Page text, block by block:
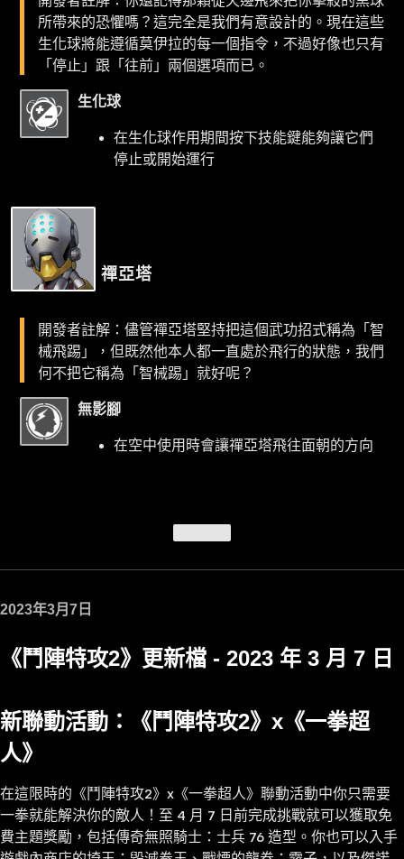
所帶來的恐懼嗎？這完全是我們有意設計的。現在這些
生化球將能遵循莫伊拉的每一個指令，不過好像也只有
「停止」跟「往前」兩個選項而已。
生化球
在生化球作用期間按下技能鍵能夠讓它們
停止或開始運行
禪亞塔
開發者註解：儘管禪亞塔堅持把這個武功招式稱為「智
械飛踢」，但既然他本人都一直處於飛行的狀態，我們
何不把它稱為「智械踢」就好呢？
無影腳
在空中使用時會讓禪亞塔飛往面朝的方向
2023年3月7日
《鬥陣特攻2》更新檔 - 2023 年 3 月 7 日
新聯動活動：《鬥陣特攻2》x《一拳超
人》
在這限時的《鬥陣特攻2》x《一拳超人》聯動活動中你只需要
一拳就能解決你的敵人！至 4 月 7 日前完成挑戰就可以獲取免
費主題獎勵，包括傳奇無照騎士：士兵 76 造型。你也可以入手